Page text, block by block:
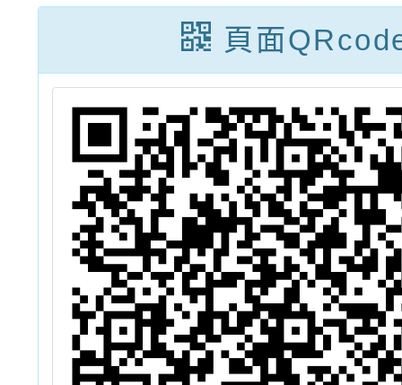
記號的學童關懷
支持性服務，請
查照轉告貴校老
師。
介紹
咖啡
頁面